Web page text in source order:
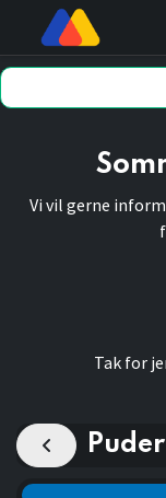
Vi vil gerne
Tak for
Puder